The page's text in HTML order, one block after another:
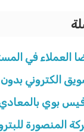
العملاء في
الكتروني
بوي
المنصورة